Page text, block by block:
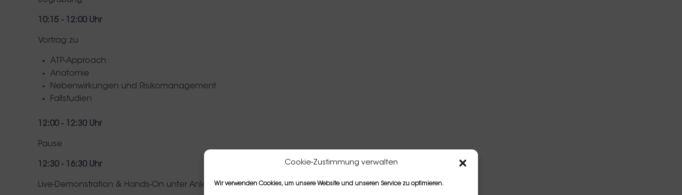
Cookie-Zustimmung verwalten
Wir verwenden Cookies, um unsere Website und unseren Service zu optimieren.
10:15 - 12:00 Uhr
Vortrag zu
ATP-Approach
Anatomie
Nebenwirkungen und Risikomanagement
Fallstudien
12:00 - 12:30 Uhr
Pause
12:30 - 16:30 Uhr
Live-Demonstration & Hands-On unter Anleitung und Supervision von Dr. Kirdar Güney.